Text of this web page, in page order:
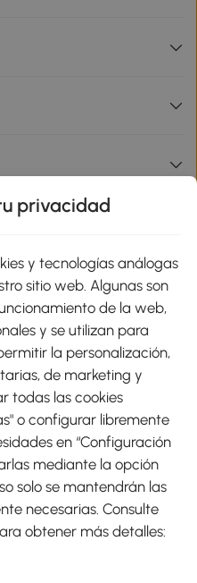
Play
privacidad
y tecnologías análogas
sitio web. Algunas son
de la web,
y se utilizan para
la personalización,
de marketing y
todas las cookies
o configurar libremente
en “Configuración
mediante la opción
solo se mantendrán las
necesarias. Consulte
obtener más detalles: